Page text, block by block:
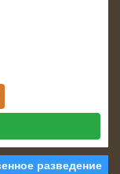
разведение